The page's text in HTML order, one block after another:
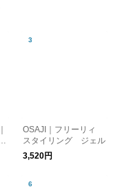
OSAJI｜フリーリィ
スタイリング ジェル
3,520円